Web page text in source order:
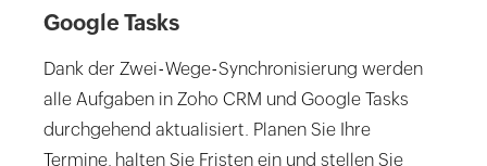
Google Tasks
Dank der Zwei-Wege-Synchronisierung werden
alle Aufgaben in Zoho CRM und Google Tasks
durchgehend aktualisiert. Planen Sie Ihre
Termine, halten Sie Fristen ein und stellen Sie